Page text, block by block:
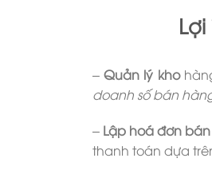
– Quản lý kho
doanh số bán
– Lập hoá đơn
thanh toán dựa